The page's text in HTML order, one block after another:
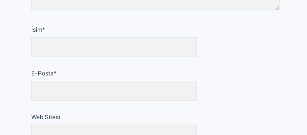
İsim*
E-Posta*
Web Sitesi